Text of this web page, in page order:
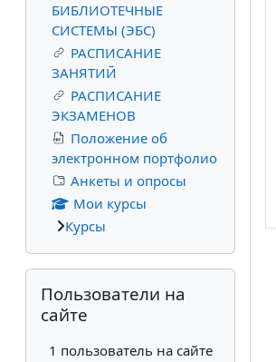
БИБЛИОТЕЧНЫЕ
СИСТЕМЫ (ЭБС)
РАСПИСАНИЕ
ЗАНЯТИЙ
РАСПИСАНИЕ
ЭКЗАМЕНОВ
Положение об
электронном портфолио
Анкеты и опросы
Мои курсы
Курсы
Пропустить Пользователи на сайте
Пользователи на
сайте
1 пользователь на сайте